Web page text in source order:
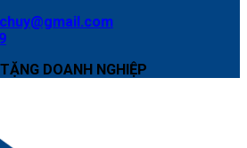
DOANH NGHIỆP